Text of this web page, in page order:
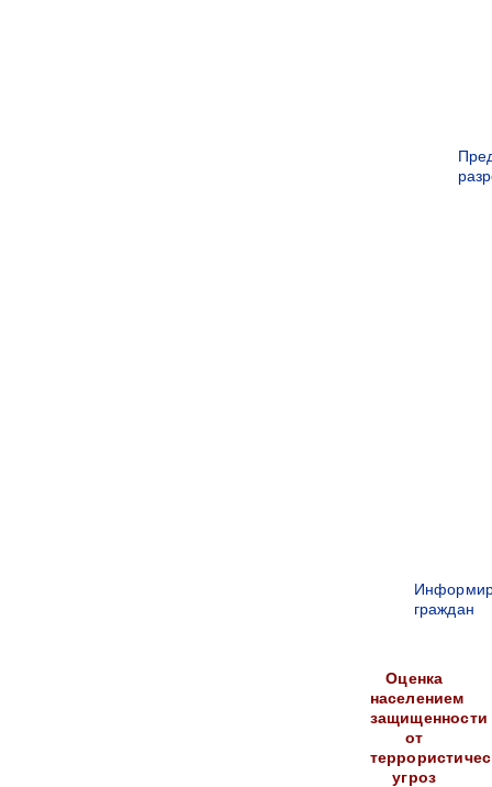
граждан
Оценка
населением
защищенности
от
угроз